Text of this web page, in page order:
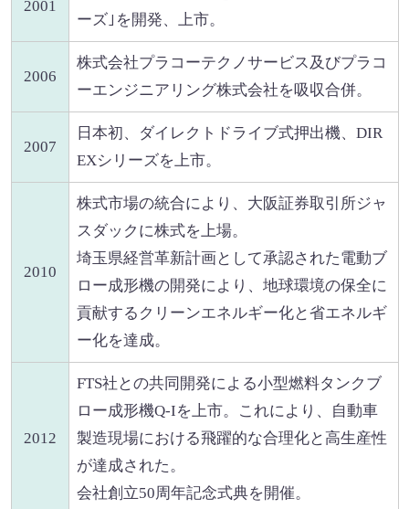
2001
ーズ｣を開発、上市。
2006
株式会社プラコーテクノサービス及びプラコ
ーエンジニアリング株式会社を吸収合併。
2007
日本初、ダイレクトドライブ式押出機、DIR
EXシリーズを上市。
2010
株式市場の統合により、大阪証券取引所ジャ
スダックに株式を上場。
埼玉県経営革新計画として承認された電動ブ
ロー成形機の開発により、地球環境の保全に
貢献するクリーンエネルギー化と省エネルギ
ー化を達成。
2012
FTS社との共同開発による小型燃料タンクブ
ロー成形機Q-Iを上市。これにより、自動車
製造現場における飛躍的な合理化と高生産性
が達成された。
会社創立50周年記念式典を開催。